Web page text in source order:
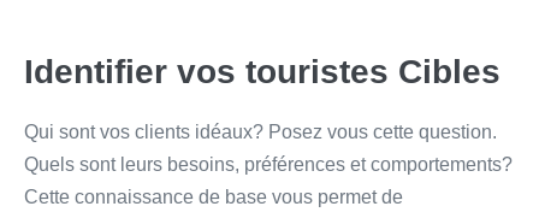
Identifier vos touristes Cibles
Qui sont vos clients idéaux? Posez vous cette question.
Quels sont leurs besoins, préférences et comportements?
Cette connaissance de base vous permet de